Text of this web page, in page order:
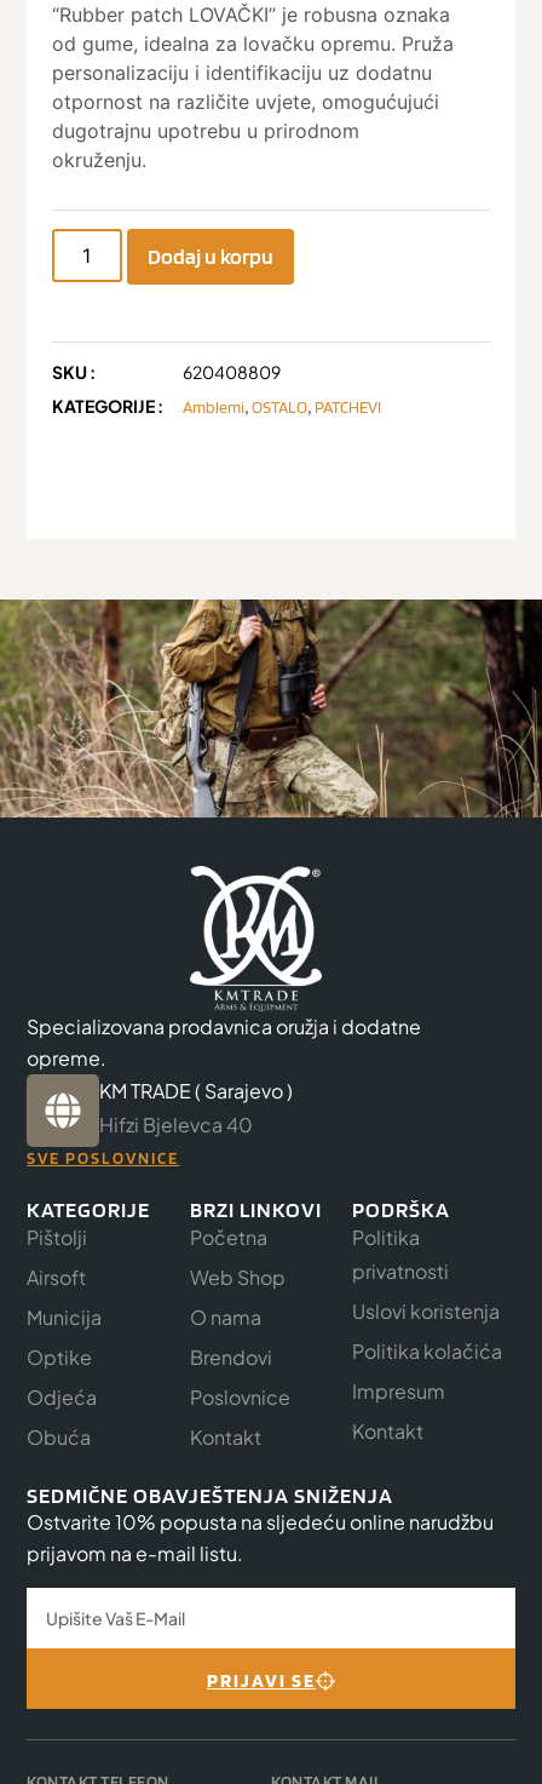
“Rubber patch LOVAČKI” je robusna oznaka
od gume, idealna za lovačku opremu. Pruža
personalizaciju i identifikaciju uz dodatnu
otpornost na različite uvjete, omogućujući
dugotrajnu upotrebu u prirodnom
okruženju.
Dodaj u korpu
SKU :
620408809
KATEGORIJE :
Amblemi,OSTALO, PATCHEVI
Specializovana prodavnica oružja i dodatne
opreme.
KM TRADE ( Sarajevo )
Hifzi Bjelevca 40
SVE POSLOVNICE
KATEGORIJE
Pištolji
Airsoft
Municija
Optike
Odjeća
Obuća
BRZI LINKOVI
Početna
Web Shop
O nama
Brendovi
Poslovnice
Kontakt
PODRŠKA
Politika
privatnosti
Uslovi koristenja
Politika kolačića
Impresum
Kontakt
SEDMIČNE OBAVJEŠTENJA SNIŽENJA
Ostvarite 10% popusta na sljedeću online narudžbu
prijavom na e-mail listu.
PRIJAVI SE